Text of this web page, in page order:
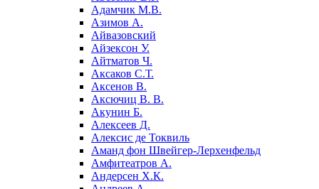
Адамчик М.В.
Азимов А.
Айвазовский
Айзексон У.
Айтматов Ч.
Аксаков С.Т.
Аксенов В.
Аксючиц В. В.
Акунин Б.
Алексеев Д.
Алексис де Токвиль
Аманд фон Швейгер-Лерхенфельд
Амфитеатров А.
Андерсен Х.К.